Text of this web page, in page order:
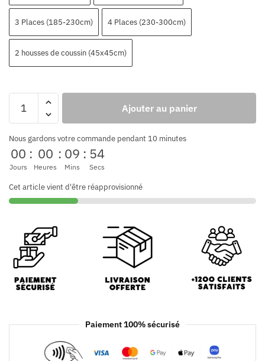
3 Places (185-230cm) 4 Places (230-300cm)
2 housses de coussin (45x45cm)
Ajouter au panier
Nous gardons votre commande pendant 10 minutes
00
Jours
: 00
Heures
: 09
Mins
: 53
Secs
Cet article vient d'être réapprovisionné
Paiement 100% sécurisé